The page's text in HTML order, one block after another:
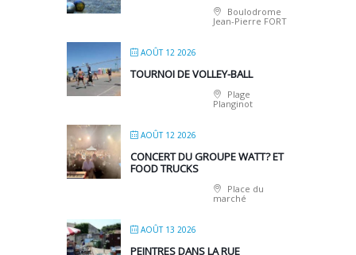
Boulodrome
Jean-Pierre FORT
AOÛT 12 2026
TOURNOI DE VOLLEY-BALL
Plage
Planginot
AOÛT 12 2026
CONCERT DU GROUPE WATT? ET
FOOD TRUCKS
Place du
marché
AOÛT 13 2026
PEINTRES DANS LA RUE